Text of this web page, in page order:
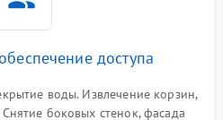
доступа
воды. Извлечение корзин,
боковых стенок, фасада